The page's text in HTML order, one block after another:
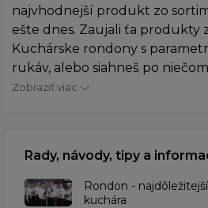
najvhodnejší produkt zo
ešte dnes. Zaujali ťa produkty
Kuchárske rondony s
rukáv, alebo siahneš po niečom
Zobraziť viac
Rady, návody, tipy a
Rondon -
kuchára